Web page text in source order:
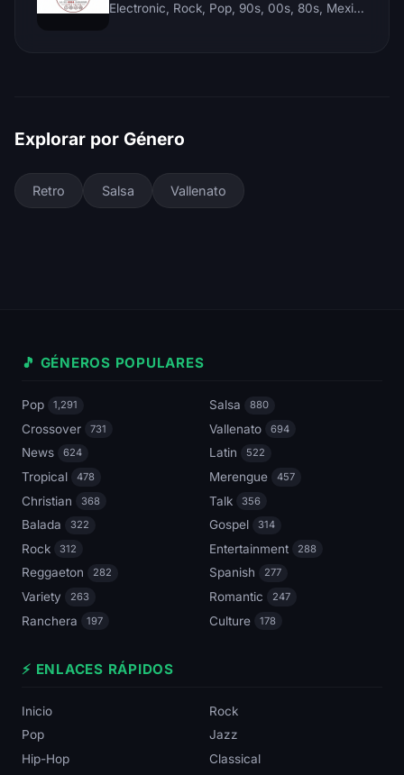
Electronic, Rock, Pop, 90s, 00s, 80s, Mexican, Ranchera, Reggaeton, Instrumental, Salsa, Merengue, Tropical, Romantic, Vallenato, Llanera
Explorar por Género
Retro Salsa Vallenato
🎵 GÉNEROS POPULARES
Pop 1,291 Salsa 880
Crossover 731 Vallenato 694
News 624 Latin 522
Tropical 478 Merengue 457
Christian 368 Talk 356
Balada 322 Gospel 314
Rock 312 Entertainment 288
Reggaeton 282 Spanish 277
Variety 263 Romantic 247
Ranchera 197 Culture 178
⚡ ENLACES RÁPIDOS
Inicio
Rock
Pop
Jazz
Hip-Hop
Classical